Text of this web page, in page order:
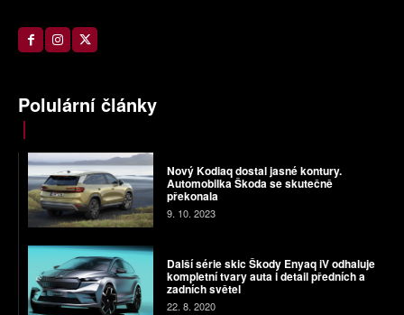
Polulární články
Nový Kodiaq dostal jasné kontury.
Automobilka Škoda se skutečně
překonala
9. 10. 2023
Další série skic Škody Enyaq iV odhaluje
kompletní tvary auta i detail předních a
zadních světel
22. 8. 2020